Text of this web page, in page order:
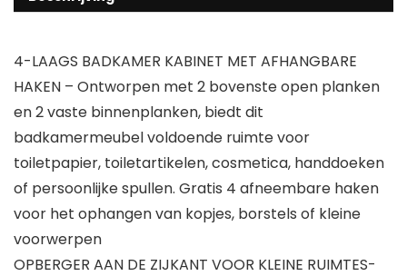
4-LAAGS BADKAMER KABINET MET AFHANGBARE
HAKEN – Ontworpen met 2 bovenste open planken
en 2 vaste binnenplanken, biedt dit
badkamermeubel voldoende ruimte voor
toiletpapier, toiletartikelen, cosmetica, handdoeken
of persoonlijke spullen. Gratis 4 afneembare haken
voor het ophangen van kopjes, borstels of kleine
voorwerpen
OPBERGER AAN DE ZIJKANT VOOR KLEINE RUIMTES-